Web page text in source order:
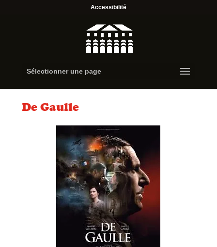
Accessibilité
Sélectionner une page
De Gaulle